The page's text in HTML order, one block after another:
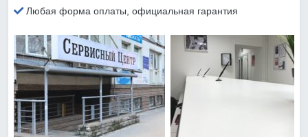
Любая форма оплаты, официальная гарантия